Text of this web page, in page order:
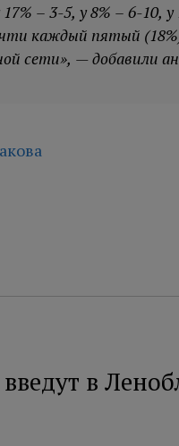
– 3-5, у 8% – 6-10, у
каждый пятый
сети», — добавили
в